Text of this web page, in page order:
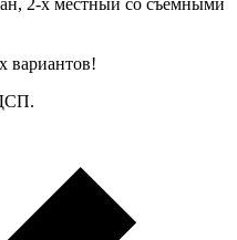
вариантов!